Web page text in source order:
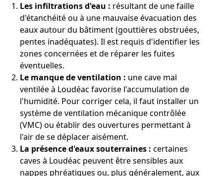
Les infiltrations d'eau : résultant de une faille
d'étanchéité ou à une mauvaise évacuation des
eaux autour du bâtiment (gouttières obstruées,
pentes inadéquates). Il est requis d'identifier les
zones concernées et de réparer les fuites
éventuelles.
Le manque de ventilation : une cave mal
ventilée à Loudéac favorise l'accumulation de
l'humidité. Pour corriger cela, il faut installer un
système de ventilation mécanique contrôlée
(VMC) ou établir des ouvertures permettant à
l'air de se déplacer aisément.
La présence d'eaux souterraines : certaines
caves à Loudéac peuvent être sensibles aux
nappes phréatiques ou, plus généralement, aux